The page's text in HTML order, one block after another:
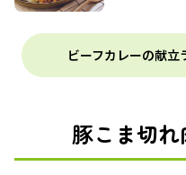
ビーフカレーの献立
豚こま切